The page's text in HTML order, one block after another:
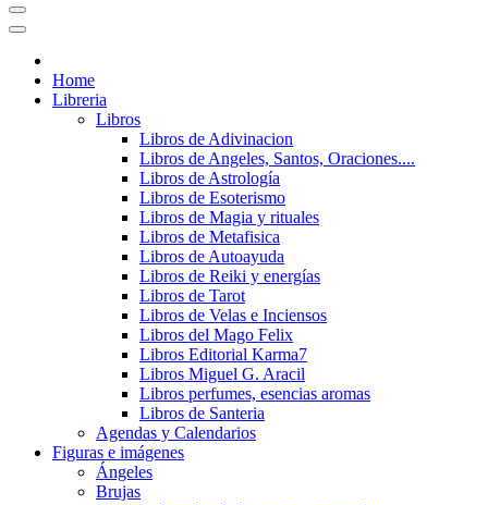
Home
Libreria
Libros
Libros de Adivinacion
Libros de Angeles, Santos, Oraciones....
Libros de Astrología
Libros de Esoterismo
Libros de Magia y rituales
Libros de Metafisica
Libros de Autoayuda
Libros de Reiki y energías
Libros de Tarot
Libros de Velas e Inciensos
Libros del Mago Felix
Libros Editorial Karma7
Libros Miguel G. Aracil
Libros perfumes, esencias aromas
Libros de Santeria
Agendas y Calendarios
Figuras e imágenes
Ángeles
Brujas